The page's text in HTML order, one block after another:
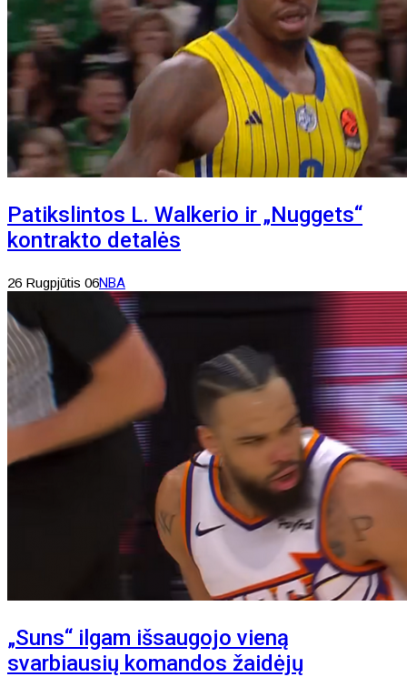
Patikslintos L. Walkerio ir „Nuggets“
kontrakto detalės
26 Rugpjūtis 06NBA
„Suns“ ilgam išsaugojo vieną
svarbiausių komandos žaidėjų